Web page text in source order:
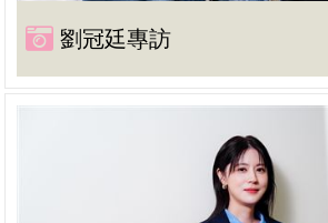
劉冠廷專訪